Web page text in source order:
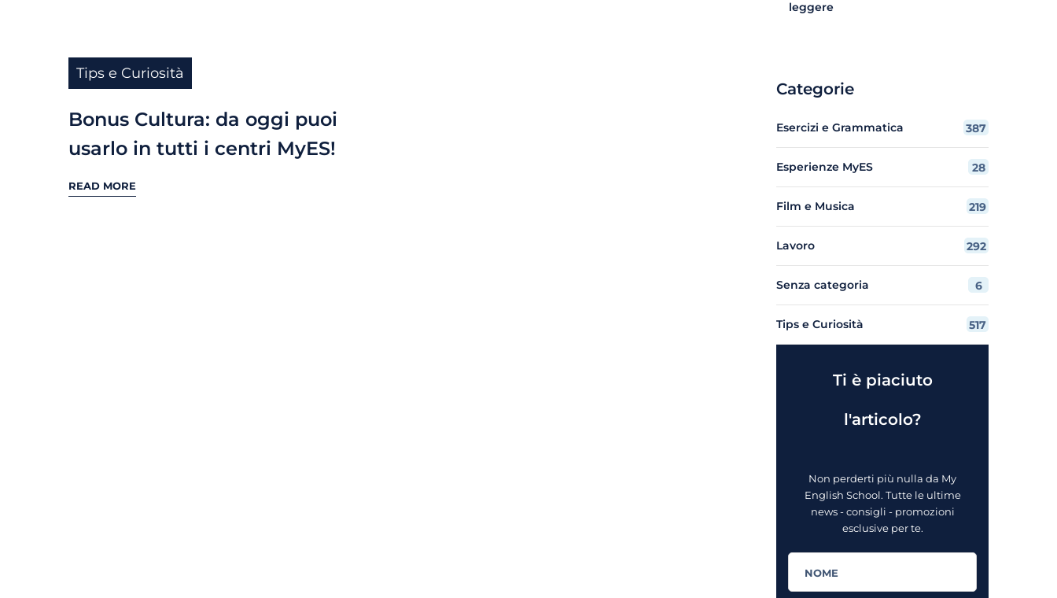
Tips e Curiosità
Bonus Cultura: da oggi puoi
usarlo in tutti i centri MyES!
READ MORE
leggere
Categorie
Esercizi e Grammatica 387
Esperienze MyES 28
Film e Musica 219
Lavoro 292
Senza categoria 6
Tips e Curiosità 517
Ti è piaciuto
l'articolo?
Non perderti più nulla da My
English School. Tutte le ultime
news - consigli - promozioni
esclusive per te.